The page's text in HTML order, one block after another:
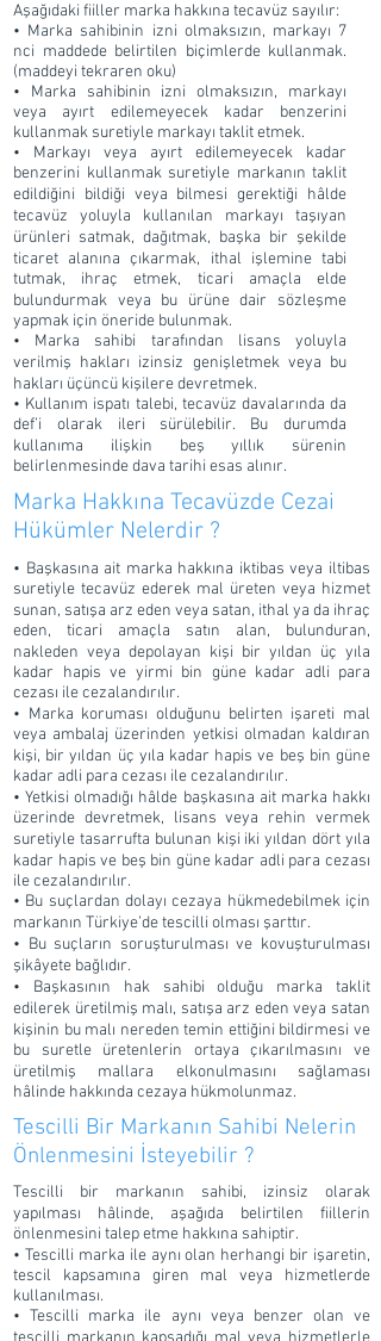
Aşağıdaki fiiller marka hakkına tecavüz sayılır:
• Marka sahibinin izni olmaksızın, markayı 7
nci maddede belirtilen biçimlerde kullanmak.
(maddeyi tekraren oku)
• Marka sahibinin izni olmaksızın, markayı
veya ayırt edilemeyecek kadar benzerini
kullanmak suretiyle markayı taklit etmek.
• Markayı veya ayırt edilemeyecek kadar
benzerini kullanmak suretiyle markanın taklit
edildiğini bildiği veya bilmesi gerektiği hâlde
tecavüz yoluyla kullanılan markayı taşıyan
ürünleri satmak, dağıtmak, başka bir şekilde
ticaret alanına çıkarmak, ithal işlemine tabi
tutmak, ihraç etmek, ticari amaçla elde
bulundurmak veya bu ürüne dair sözleşme
yapmak için öneride bulunmak.
• Marka sahibi tarafından lisans yoluyla
verilmiş hakları izinsiz genişletmek veya bu
hakları üçüncü kişilere devretmek.
• Kullanım ispatı talebi, tecavüz davalarında da
def’i olarak ileri sürülebilir. Bu durumda
kullanıma ilişkin beş yıllık sürenin
belirlenmesinde dava tarihi esas alınır.
Marka Hakkına Tecavüzde Cezai
Hükümler Nelerdir ?
• Başkasına ait marka hakkına iktibas veya iltibas
suretiyle tecavüz ederek mal üreten veya hizmet
sunan, satışa arz eden veya satan, ithal ya da ihraç
eden, ticari amaçla satın alan, bulunduran,
nakleden veya depolayan kişi bir yıldan üç yıla
kadar hapis ve yirmi bin güne kadar adli para
cezası ile cezalandırılır.
• Marka koruması olduğunu belirten işareti mal
veya ambalaj üzerinden yetkisi olmadan kaldıran
kişi, bir yıldan üç yıla kadar hapis ve beş bin güne
kadar adli para cezası ile cezalandırılır.
• Yetkisi olmadığı hâlde başkasına ait marka hakkı
üzerinde devretmek, lisans veya rehin vermek
suretiyle tasarrufta bulunan kişi iki yıldan dört yıla
kadar hapis ve beş bin güne kadar adli para cezası
ile cezalandırılır.
• Bu suçlardan dolayı cezaya hükmedebilmek için
markanın Türkiye’de tescilli olması şarttır.
• Bu suçların soruşturulması ve kovuşturulması
şikâyete bağlıdır.
• Başkasının hak sahibi olduğu marka taklit
edilerek üretilmiş malı, satışa arz eden veya satan
kişinin bu malı nereden temin ettiğini bildirmesi ve
bu suretle üretenlerin ortaya çıkarılmasını ve
üretilmiş mallara elkonulmasını sağlaması
hâlinde hakkında cezaya hükmolunmaz.
Tescilli Bir Markanın Sahibi Nelerin
Önlenmesini İsteyebilir ?
Tescilli bir markanın sahibi, izinsiz olarak
yapılması hâlinde, aşağıda belirtilen fiillerin
önlenmesini talep etme hakkına sahiptir.
• Tescilli marka ile aynı olan herhangi bir işaretin,
tescil kapsamına giren mal veya hizmetlerde
kullanılması.
• Tescilli marka ile aynı veya benzer olan ve